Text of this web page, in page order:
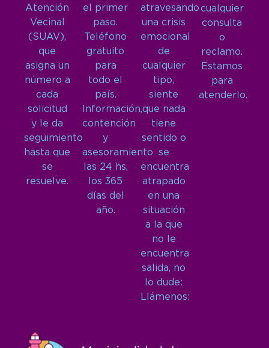
Atención
Vecinal
(SUAV),
que
asigna un
número a
cada
solicitud
y le da
seguimiento
hasta que
se
resuelve.
el primer
paso.
Teléfono
gratuito
para
todo el
país.
Información,
contención
y
asesoramiento
las 24 hs,
los 365
días del
año.
atravesando
una crisis
emocional
de
cualquier
tipo,
siente
que nada
tiene
sentido o
se
encuentra
atrapado
en una
situación
a la que
no le
encuentra
salida, no
lo dude:
Llámenos:
cualquier
consulta
o
reclamo.
Estamos
para
atenderlo.